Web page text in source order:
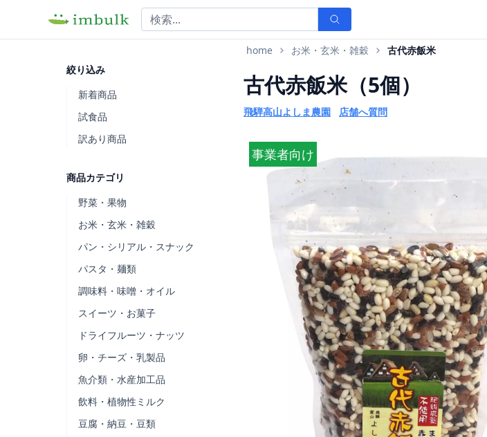
絞り込み
新着商品
試食品
訳あり商品
商品カテゴリ
野菜・果物
お米・玄米・雑穀
パン・シリアル・スナック
パスタ・麺類
調味料・味噌・オイル
スイーツ・お菓子
ドライフルーツ・ナッツ
卵・チーズ・乳製品
魚介類・水産加工品
飲料・植物性ミルク
豆腐・納豆・豆類
home お米・玄米・雑穀 古代赤飯米
古代赤飯米（5個）
飛騨高山よしま農園 店舗へ質問
事業者向け